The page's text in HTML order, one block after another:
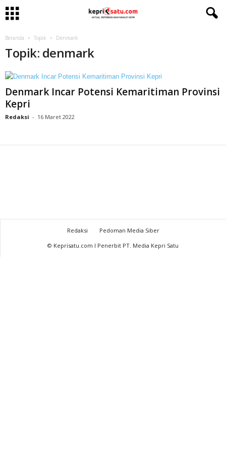
Beranda Topik Denmark
Topik: denmark
Denmark Incar Potensi Kemaritiman Provinsi
Kepri
Redaksi - 16 Maret 2022
Redaksi
Pedoman Media Siber
© Keprisatu.com I Penerbit PT. Media Kepri Satu